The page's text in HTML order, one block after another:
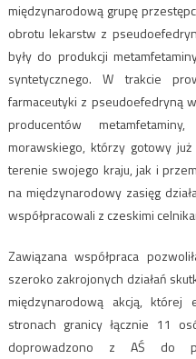
międzynarodową grupę
obrotu lekarstw z
były do produkcji
syntetycznego. W trakcie
farmaceutyki z pseudoefedryną
producentów
morawskiego, którzy gotowy
terenie swojego kraju, jak i
na międzynarodowy zasięg
współpracowali z czeskimi
Zawiązana współpraca
szeroko zakrojonych działań
międzynarodową akcją, której
stronach granicy łącznie 11
doprowadzono z AŚ do